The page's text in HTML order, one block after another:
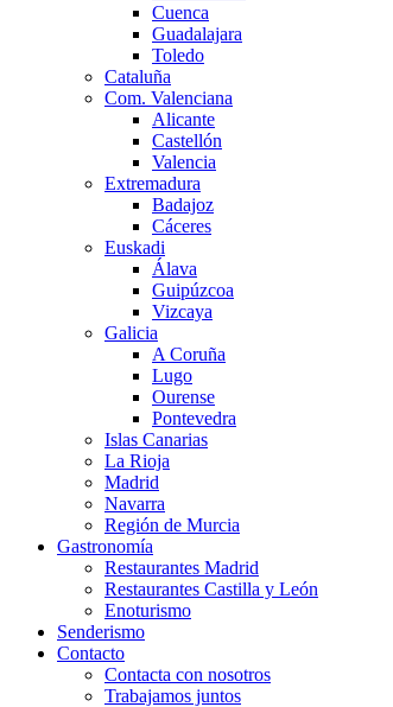
Cuenca
Guadalajara
Toledo
Cataluña
Com. Valenciana
Alicante
Castellón
Valencia
Extremadura
Badajoz
Cáceres
Euskadi
Álava
Guipúzcoa
Vizcaya
Galicia
A Coruña
Lugo
Ourense
Pontevedra
Islas Canarias
La Rioja
Madrid
Navarra
Región de Murcia
Gastronomía
Restaurantes Madrid
Restaurantes Castilla y León
Enoturismo
Senderismo
Contacto
Contacta con nosotros
Trabajamos juntos